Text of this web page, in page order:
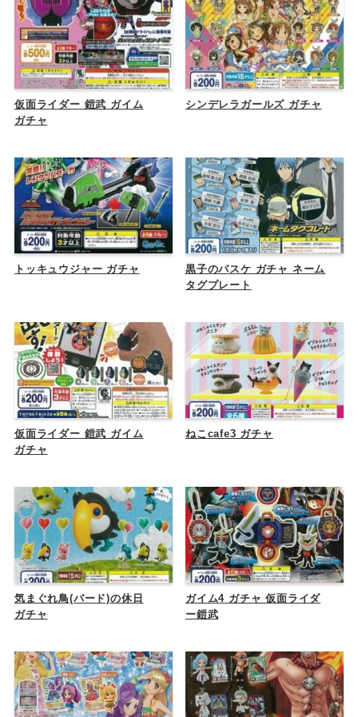
仮面ライダー 鎧武 ガイム
ガチャ
シンデレラガールズ ガチャ
トッキュウジャー ガチャ
黒子のバスケ ガチャ ネーム
タグプレート
仮面ライダー 鎧武 ガイム
ガチャ
ねこcafe3 ガチャ
気まぐれ鳥(バード)の休日
ガチャ
ガイム4 ガチャ 仮面ライダ
ー鎧武